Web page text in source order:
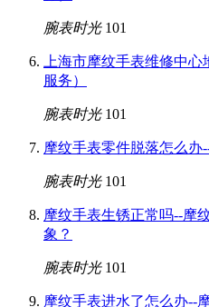
腕表时光 101
上海市摩纹手表维修中
服务）
腕表时光 101
摩纹手表零件脱落怎么
腕表时光 101
摩纹手表生锈正常吗--摩
象？
腕表时光 101
摩纹手表进水了怎么办--